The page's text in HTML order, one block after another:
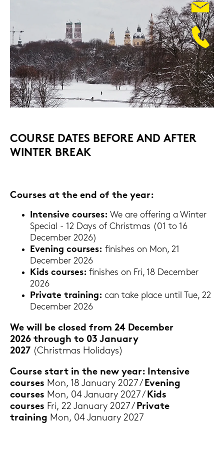
COUR­SE DATES BE­FO­RE AND AFTER
WIN­TER BREAK
Cour­ses at the end of the year:
In­ten­si­ve cour­ses: We are of­fe­ring a Win­ter
Spe­cial - 12 Days of Christ­mas (01 to 16
Decem­ber 2026)
Evening cour­ses: fi­nis­hes on Mon, 21
Decem­ber 2026
Kids cour­ses: fi­nis­hes on Fri, 18 Decem­ber
2026
Pri­va­te trai­ning: can take place until Tue, 22
Decem­ber 2026
We will be clo­sed from 24 Decem­ber
2026 through to 03 Ja­nu­ary
2027 (Christ­mas Ho­li­days)
Cour­se start in the new year: In­ten­si­ve
cour­ses Mon, 18 Ja­nu­ary 2027 / Evening
cour­ses Mon, 04 Ja­nu­ary 2027 / Kids
cour­ses Fri, 22 Ja­nu­ary 2027 / Pri­va­te
trai­ning Mon, 04 Ja­nu­ary 2027